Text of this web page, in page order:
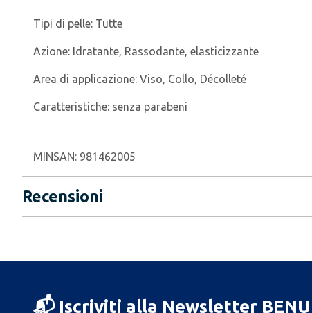
Tipi di pelle: Tutte
Azione: Idratante, Rassodante, elasticizzante
Area di applicazione: Viso, Collo, Décolleté
Caratteristiche: senza parabeni
MINSAN: 981462005
Recensioni
📬 Iscriviti alla Newsletter BENU